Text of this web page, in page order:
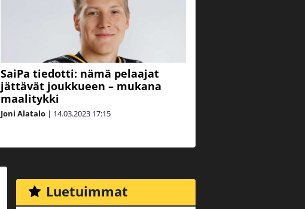
SaiPa tiedotti: nämä pelaajat
jättävät joukkueen – mukana
maalitykki
Joni Alatalo | 14.03.2023 17:15
Luetuimmat